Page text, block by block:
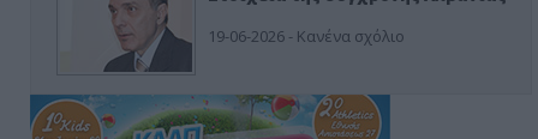
19-06-2026 - Κανένα σχόλιο